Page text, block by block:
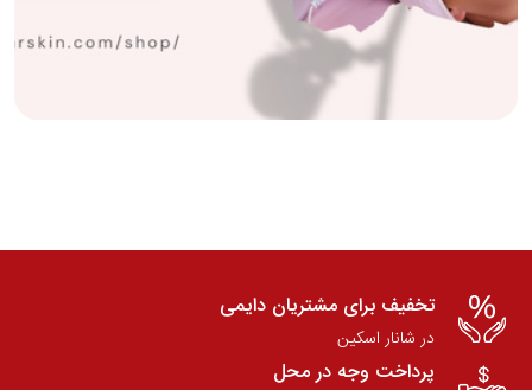
تخفیف برای مشتریان دایمی
در شانار اسکین
پرداخت وجه در محل